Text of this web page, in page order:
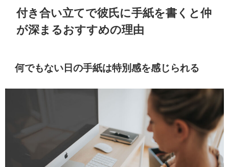
付き合い立てで彼氏に手紙を書くと仲
が深まるおすすめの理由
何でもない日の手紙は特別感を感じられる